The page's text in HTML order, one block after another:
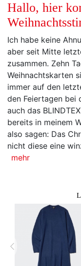
Hallo, hier
Ich habe keine
aber seit Mitte
zusammen. Zehn
Weihnachtskarten
immer auf den
den Feiertagen bei
auch das
bereits in meinem
also sagen: Das
nicht diese eine
mehr
zurück